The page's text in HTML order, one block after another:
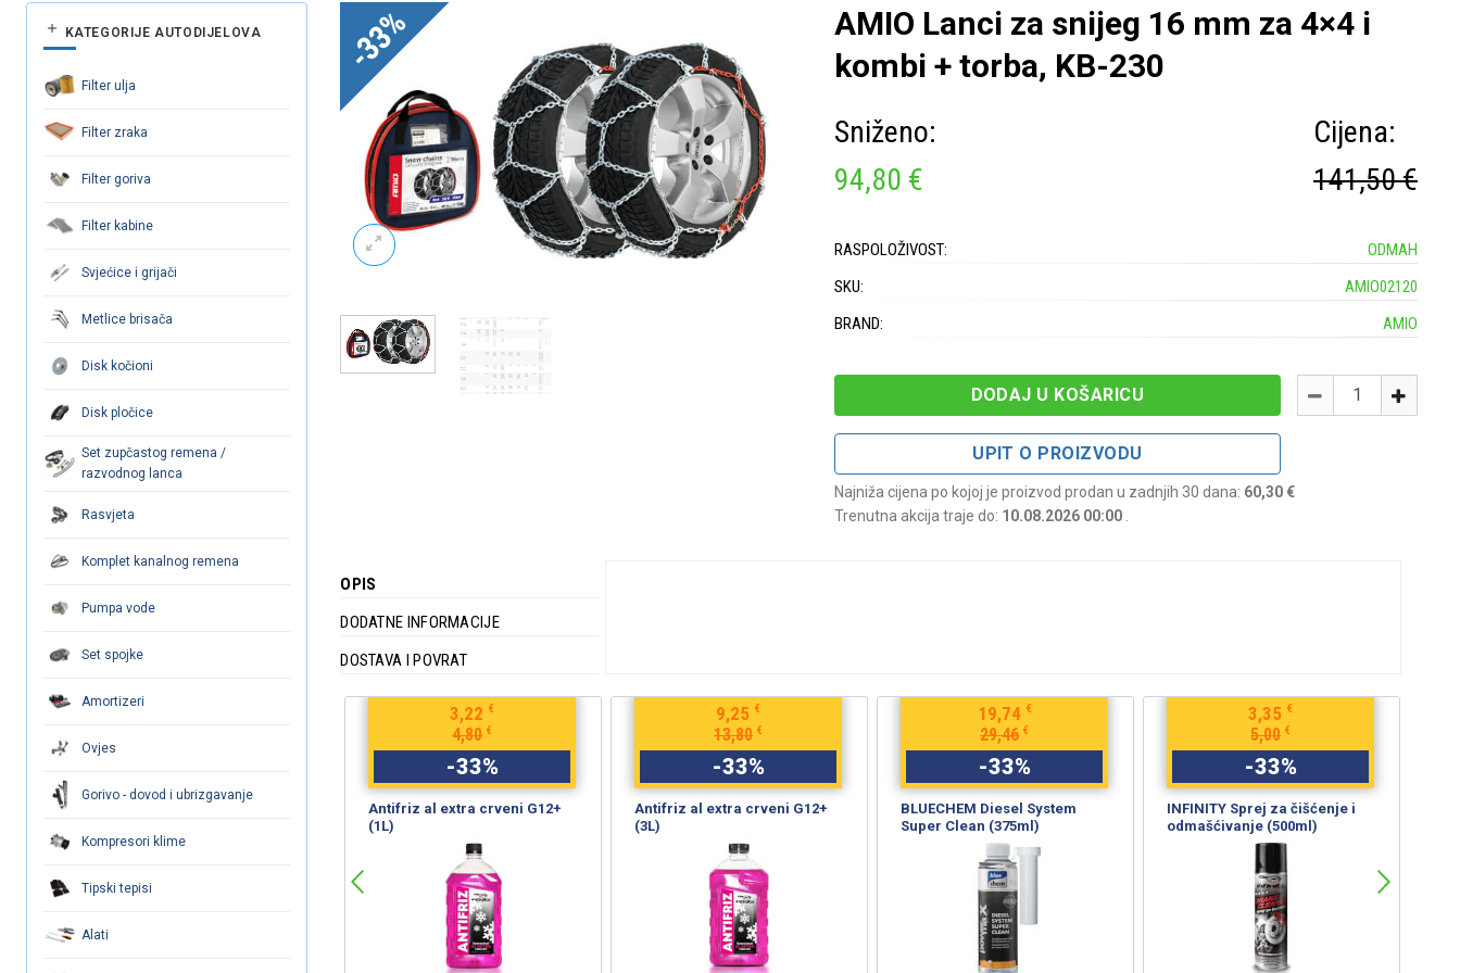
-33%
-
Količina
+
DODAJ U KOŠARICU
UPIT O PROIZVODU
Najniža cijena po kojoj je proizvod prodan u zadnjih 30 dana: 60,30 €
Trenutna akcija traje do: 10.08.2026 00:00
AMIO Lanci za snijeg 16 mm za 4×4 i
kombi + torba, KB-230
Sniženo:
94,80 €
Cijena:
141,50 €
RASPOLOŽIVOST:
ODMAH
SKU:
AMIO02120
BRAND:
AMIO
OPIS
DODATNE INFORMACIJE
DOSTAVA I POVRAT
4,80 €
3,22 €
-33%
Antifriz al extra crveni G12+
(1L)
13,80 €
9,25 €
-33%
Antifriz al extra crveni G12+
(3L)
29,46 €
19,74 €
-33%
BLUECHEM Diesel System
Super Clean (375ml)
5,00 €
3,35 €
-33%
INFINITY Sprej za čišćenje i
odmašćivanje (500ml)
KATEGORIJE AUTODIJELOVA
Filter ulja
Filter zraka
Filter goriva
Filter kabine
Svjećice i grijači
Metlice brisača
Disk kočioni
Disk pločice
Set zupčastog remena /
razvodnog lanca
Rasvjeta
Komplet kanalnog remena
Pumpa vode
Set spojke
Amortizeri
Ovjes
Gorivo - dovod i ubrizgavanje
Kompresori klime
Tipski tepisi
Alati